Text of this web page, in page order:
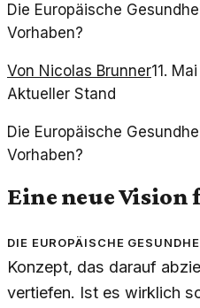
Die Europäische
Vorhaben?
Von Nicolas Brunner11.
Aktueller Stand
Die Europäische
Vorhaben?
Eine neue Vision
Die Europäische
Konzept, das darauf
vertiefen. Ist es wirklich